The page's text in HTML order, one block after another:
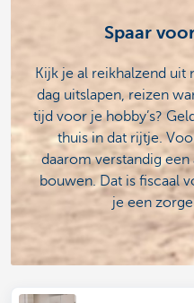
Spaar
Kijk je al reikhalzend uit
dag uitslapen, reizen
tijd voor je hobby’s?
thuis in dat rijtje.
daarom verstandig
bouwen. Dat is fiscaal
je een